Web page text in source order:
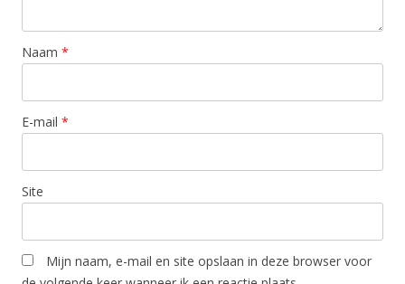
Naam *
E-mail *
Site
Mijn naam, e-mail en site opslaan in deze browser voor